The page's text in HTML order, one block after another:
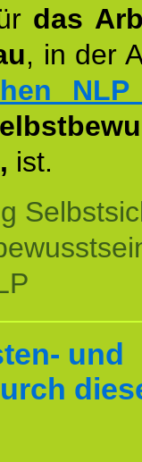
das
, in der
ist.
und